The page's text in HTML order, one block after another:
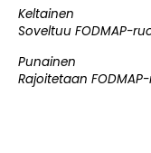
Keltainen
Soveltuu FODMAP-
Punainen
Rajoitetaan